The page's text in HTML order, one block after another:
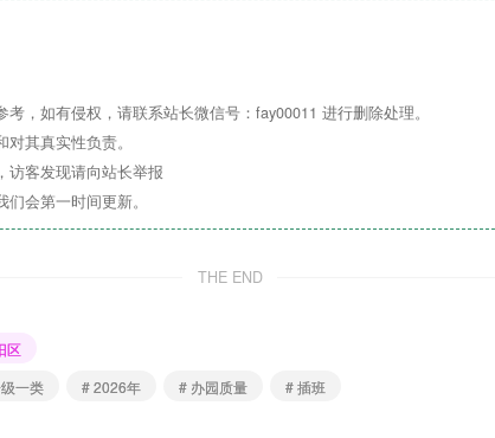
区来广营北路88号院9号楼，是朝阳区教委直属事业单位举
持下，办园设施设备全部按照北京市
。
京市市级示范园——北京市北辰福第幼儿园结对拉手，通过
，如有侵权，请联系站长微信号：fay00011 进行删除处理。
其真实性负责。
访客发现请向站长举报
会第一时间更新。
THE END
区
一类 # 2026年 # 办园质量 # 插班